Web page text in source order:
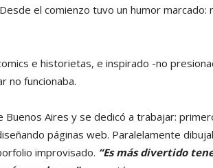
el comienzo tuvo un humor marcado:
e historietas, e inspirado -no
no funcionaba.
Aires y se dedicó a trabajar:
páginas web. Paralelamente
improvisado. “Es más divertido